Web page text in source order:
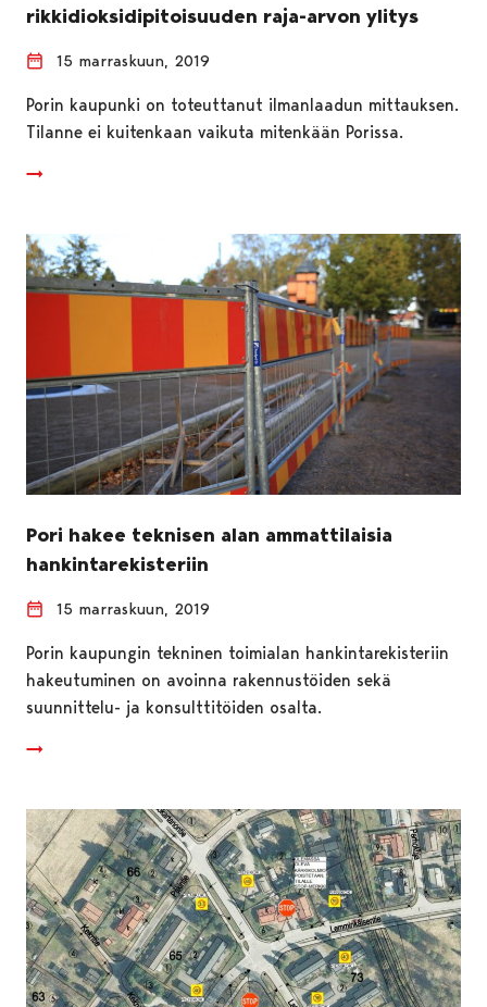
rikkidioksidipitoisuuden raja-arvon ylitys
15 marraskuun, 2019
Porin kaupunki on toteuttanut ilmanlaadun mittauksen.
Tilanne ei kuitenkaan vaikuta mitenkään Porissa.
Pori hakee teknisen alan ammattilaisia
hankintarekisteriin
15 marraskuun, 2019
Porin kaupungin tekninen toimialan hankintarekisteriin
hakeutuminen on avoinna rakennustöiden sekä
suunnittelu- ja konsulttitöiden osalta.